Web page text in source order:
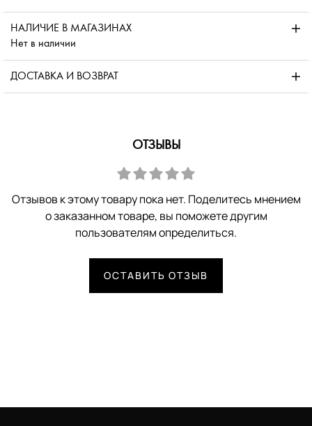
НАЛИЧИЕ В МАГАЗИНАХ
Нет в наличии
ДОСТАВКА И ВОЗВРАТ
ОТЗЫВЫ
Отзывов к этому товару пока нет. Поделитесь мнением
о заказанном товаре, вы поможете другим
пользователям определиться.
ОСТАВИТЬ ОТЗЫВ